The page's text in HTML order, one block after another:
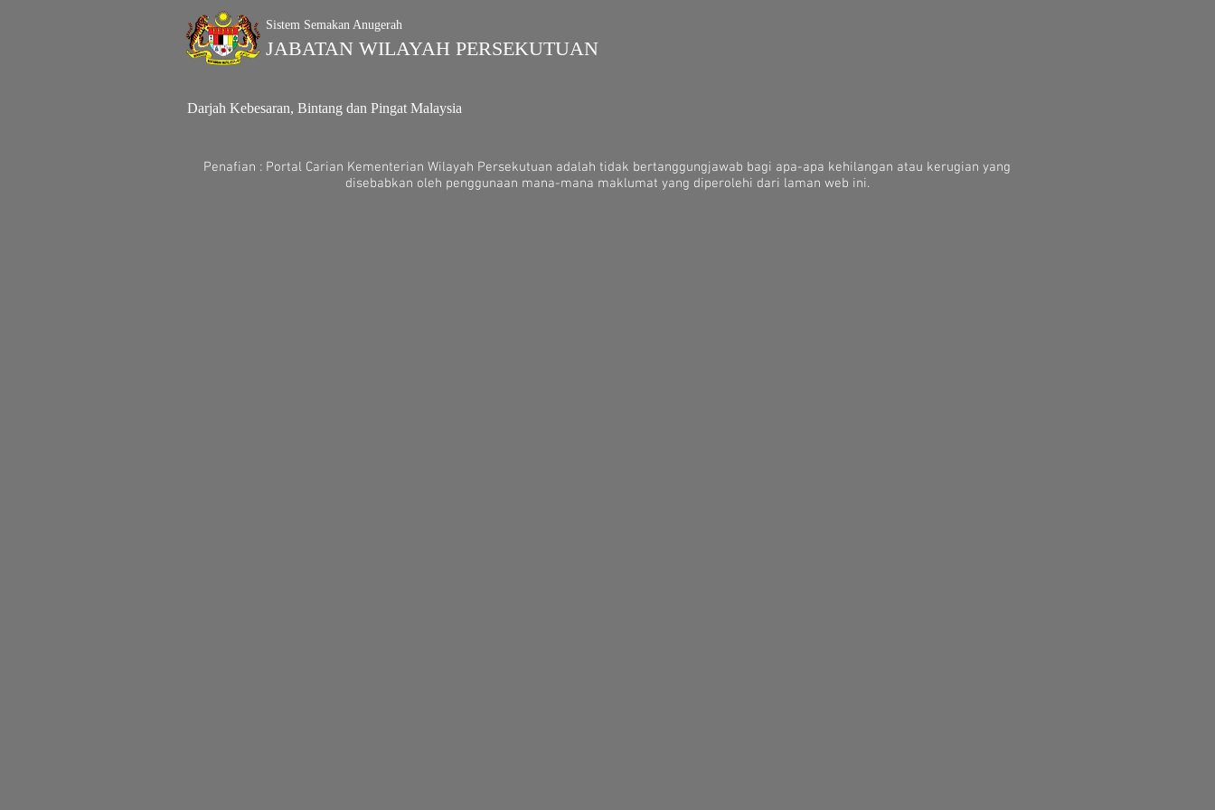
Sistem Semakan Anugerah
JABATAN WILAYAH PERSEKUTUAN
Darjah Kebesaran, Bintang dan Pingat Malaysia
Penafian : Portal Carian Kementerian Wilayah Persekutuan adalah tidak bertanggungjawab bagi apa-apa kehilangan atau kerugian yang
disebabkan oleh penggunaan mana-mana maklumat yang diperolehi dari laman web ini.